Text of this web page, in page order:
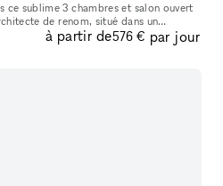
ce sublime 3 chambres et salon ouvert
de renom, situé dans un
sur le boulevard Sébastopol. Cet
à partir de576 € par jour